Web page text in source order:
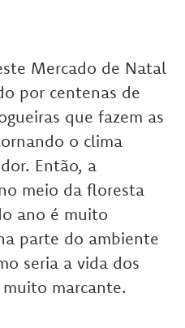
Mercado de Natal
por centenas de
que fazem as
o clima
Então, a
meio da floresta
ano é muito
parte do ambiente
seria a vida dos
marcante.